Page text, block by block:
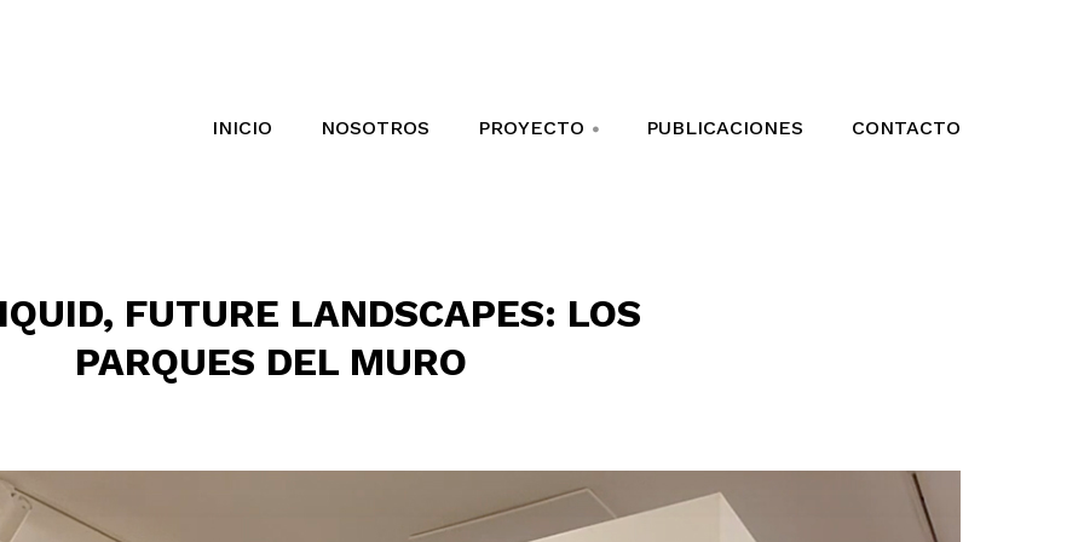
INICIO
NOSOTROS
PROYECTO PUBLICACIONES CONTACTO
FUTURE LANDSCAPES: LOS
PARQUES DEL MURO